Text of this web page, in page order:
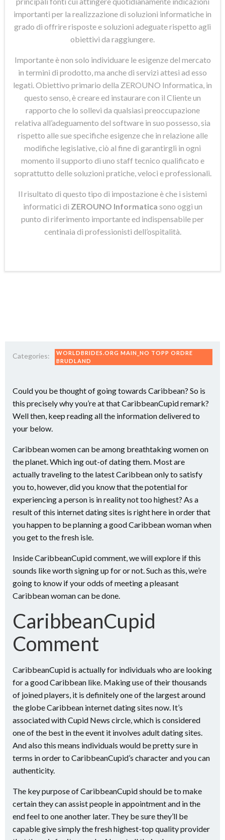
importanti per la realizzazione di soluzioni informatiche in
grado di offrire risposte e soluzioni adeguate rispetto agli
obiettivi da raggiungere.
Importante è non solo individuare le esigenze del mercato
in termini di prodotto, ma anche di servizi attesi ad esso
legati. Obiettivo primario della ZEROUNO Informatica, in
questo senso, è creare ed instaurare con il Cliente un
rapporto che lo sollevi da qualsiasi preoccupazione
relativa all’adeguamento del software in suo possesso, sia
rispetto alle sue specifiche esigenze che in relazione alle
modifiche legislative, ciò al fine di garantirgli in ogni
momento il supporto di uno staff tecnico qualificato e
soprattutto delle soluzioni pratiche, veloci e professionali.
Il risultato di questo tipo di impostazione è che i sistemi
informatici di ZEROUNO Informatica sono oggi un
punto di riferimento importante ed indispensabile per
centinaia di professionisti dell’ospitalità.
Categories:
WORLDBRIDES.ORG MAIN_NO TOPP ORDRE
BRUDLAND
Could you be thought of going towards Caribbean? So is
this precisely why you’re at that CaribbeanCupid remark?
Well then, keep reading all the information delivered to
your below.
Caribbean women can be among breathtaking women on
the planet. Which ing out-of dating them. Most are
actually traveling to the latest Caribbean only to satisfy
you to, however, did you know that the potential for
experiencing a person is in reality not too highest? As a
result of this internet dating sites is right here in order that
you happen to be planning a good Caribbean woman when
you get to the fresh isle.
Inside CaribbeanCupid comment, we will explore if this
sounds like worth signing up for or not. Such as this, we’re
going to know if your odds of meeting a pleasant
Caribbean woman can be done.
CaribbeanCupid
Comment
CaribbeanCupid is actually for individuals who are looking
for a good Caribbean like. Making use of their thousands
of joined players, it is definitely one of the largest around
the globe Caribbean internet dating sites now. It’s
associated with Cupid News circle, which is considered
one of the best in the event it involves adult dating sites.
And also this means individuals would be pretty sure in
terms in order to CaribbeanCupid’s character and you can
authenticity.
The key purpose of CaribbeanCupid should be to make
certain they can assist people in appointment and in the
end feel to one another later. They be sure they’ll be
capable give simply the fresh highest-top quality provider